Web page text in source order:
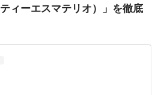
ィーエスマテリオ）」を徹底